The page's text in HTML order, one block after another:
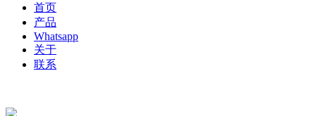
首页
产品
Whatsapp
关于
联系